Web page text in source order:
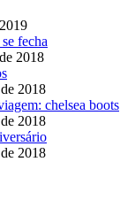
fecha
2018
2018
chelsea boots
2018
2018